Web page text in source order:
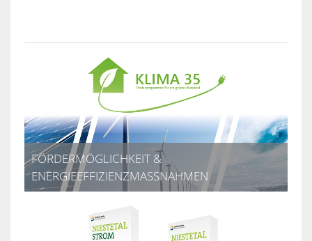
FÖRDERMÖGLICHKEIT &
ENERGIEEFFIZIENZMASSNAHMEN